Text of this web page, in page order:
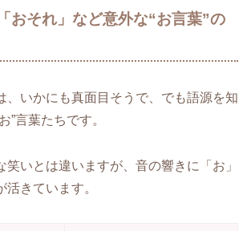
おそれ」など意外な“お言葉”の
、いかにも真面目そうで、でも語源を知
”言葉たちです。
笑いとは違いますが、音の響きに「お」
きています。